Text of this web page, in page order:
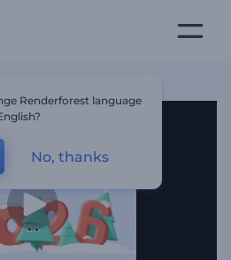
Renderforest language
No, thanks